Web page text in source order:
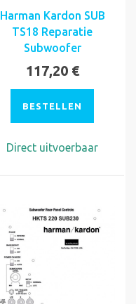
Harman Kardon SUB
TS18 Reparatie
Subwoofer
117,20 €
BESTELLEN
Direct uitvoerbaar